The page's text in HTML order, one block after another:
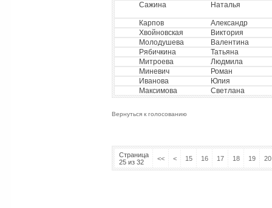
Сажина
Наталья
Карпов
Александр
Хвойновская
Виктория
Молодушева
Валентина
Рябичкина
Татьяна
Митроева
Людмила
Миневич
Роман
Иванова
Юлия
Максимова
Светлана
Вернуться к голосованию
Страница
25 из 32
<< < 15 16 17 18 19 20